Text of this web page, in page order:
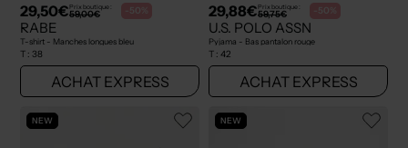
29,50€Prix boutique :
59,00€ -50%
RABE
T-shirt - Manches longues bleu
T : 38
ACHAT EXPRESS
29,88€Prix boutique :
59,75€ -50%
U.S. POLO ASSN
Pyjama - Bas pantalon rouge
T : 42
ACHAT EXPRESS
NEW NEW